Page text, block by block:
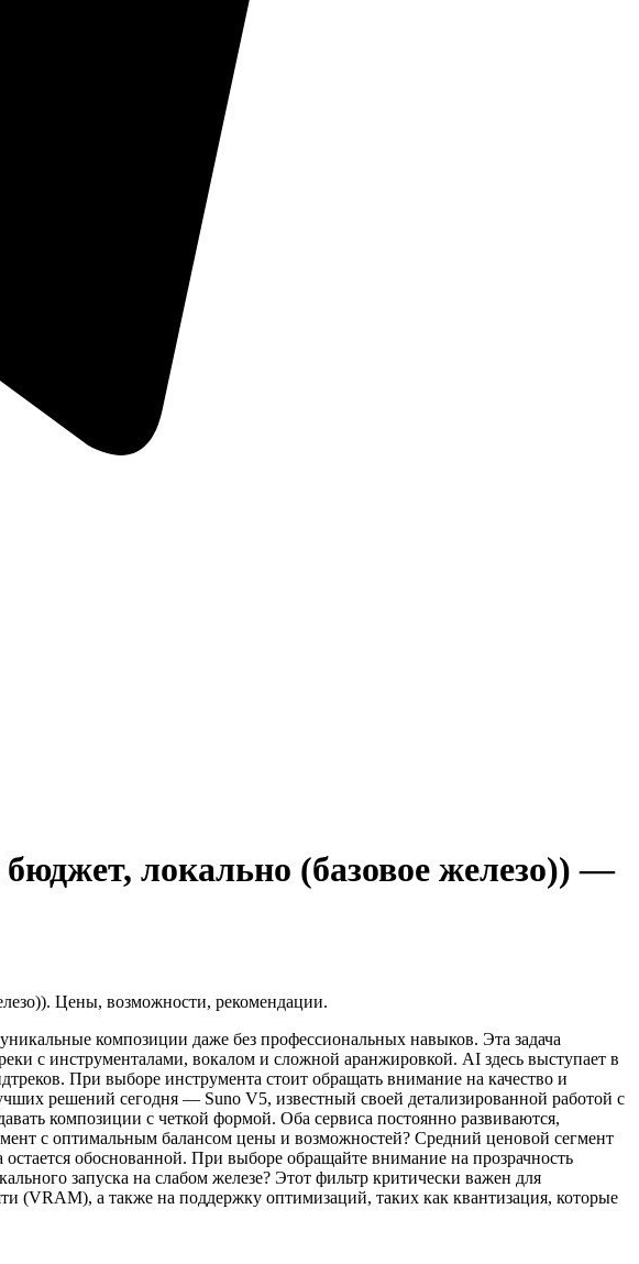
локально (базовое железо)) —
Цены, возможности, рекомендации.
композиции даже без профессиональных навыков. Эта задача
с инструменталами, вокалом и сложной аранжировкой. AI здесь выступает в
При выборе инструмента стоит обращать внимание на качество и
решений сегодня — Suno V5, известный своей детализированной работой с
композиции с четкой формой. Оба сервиса постоянно развиваются,
с оптимальным балансом цены и возможностей? Средний ценовой сегмент
обоснованной. При выборе обращайте внимание на прозрачность
запуска на слабом железе? Этот фильтр критически важен для
(VRAM), а также на поддержку оптимизаций, таких как квантизация, которые